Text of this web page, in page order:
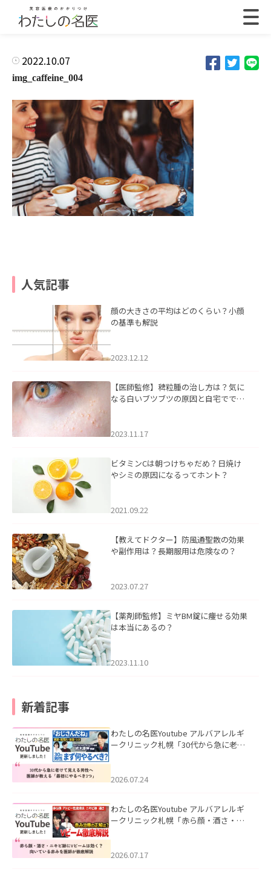
2022.10.07
img_caffeine_004
人気記事
顔の大きさの平均はどのくらい？小顔
の基準も解説
2023.12.12
【医師監修】稗粒腫の治し方は？気に
なる白いブツブツの原因と自宅ででき
2023.11.17
ビタミンCは朝つけちゃだめ？日焼け
やシミの原因になるってホント？
2021.09.22
【教えてドクター】防風通聖散の効果
や副作用は？長期服用は危険なの？
2023.07.27
【薬剤師監修】ミヤBM錠に痩せる効果
は本当にあるの？
2023.11.10
新着記事
わたしの名医Youtube アルバアレルギ
ークリニック札幌「30代から急に老け
た。
2026.07.24
わたしの名医Youtube アルバアレルギ
ークリニック札幌「赤ら顔・酒さ・ニ
した。
2026.07.17